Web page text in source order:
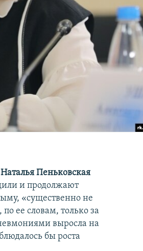
Наталья Пеньковская
и продолжают
«существенно не
ее словам, только за
выросла на
бы роста